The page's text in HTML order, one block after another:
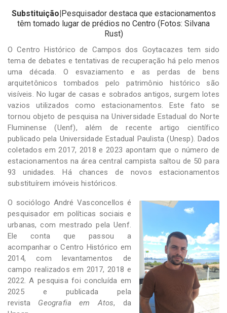
Sistemas
Substituição| Pesquisador destaca que estacionamentos
têm tomado lugar de prédios no Centro (Fotos: Silvana
Rust)
O Centro Histórico de Campos dos Goytacazes tem sido
tema de debates e tentativas de recuperação há pelo menos
uma década. O esvaziamento e as perdas de bens
arquitetônicos tombados pelo patrimônio histórico são
visíveis. No lugar de casas e sobrados antigos, surgem lotes
vazios utilizados como estacionamentos. Este fato se
tornou objeto de pesquisa na Universidade Estadual do Norte
Fluminense (Uenf), além de recente artigo científico
publicado pela Universidade Estadual Paulista (Unesp). Dados
coletados em 2017, 2018 e 2023 apontam que o número de
estacionamentos na área central campista saltou de 50 para
93 unidades. Há chances de novos estacionamentos
substituírem imóveis históricos.
O sociólogo André Vasconcellos é
pesquisador em políticas sociais e
urbanas, com mestrado pela Uenf.
Ele conta que passou a
acompanhar o Centro Histórico em
2014, com levantamentos de
campo realizados em 2017, 2018 e
2022. A pesquisa foi concluída em
2025 e publicada pela
revista Geografia em Atos, da